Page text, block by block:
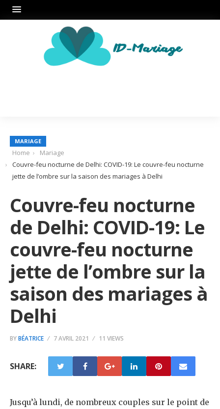
MARIAGE
Home
Mariage
Couvre-feu nocturne de Delhi: COVID-19: Le couvre-feu nocturne
jette de l’ombre sur la saison des mariages à Delhi
Couvre-feu nocturne
de Delhi: COVID-19: Le
couvre-feu nocturne
jette de l’ombre sur la
saison des mariages à
Delhi
BYBÉATRICE 7 AVRIL 2021 11 VIEWS
SHARE:
Jusqu’à lundi, de nombreux couples sur le point de